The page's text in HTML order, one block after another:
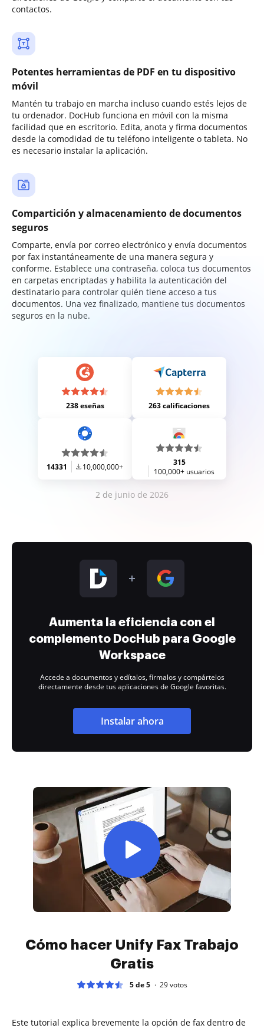
contactos.
Potentes herramientas de PDF en tu dispositivo
móvil
Mantén tu trabajo en marcha incluso cuando estés lejos de
tu ordenador. DocHub funciona en móvil con la misma
facilidad que en escritorio. Edita, anota y firma documentos
desde la comodidad de tu teléfono inteligente o tableta. No
es necesario instalar la aplicación.
Compartición y almacenamiento de documentos
seguros
Comparte, envía por correo electrónico y envía documentos
por fax instantáneamente de una manera segura y
conforme. Establece una contraseña, coloca tus documentos
en carpetas encriptadas y habilita la autenticación del
destinatario para controlar quién tiene acceso a tus
documentos. Una vez finalizado, mantiene tus documentos
seguros en la nube.
238 eseñas 263 calificaciones
14331 10,000,000+
315
100,000+ usuarios
2 de junio de 2026
Aumenta la eficiencia con el
complemento DocHub para Google
Workspace
Accede a documentos y edítalos, fírmalos y compártelos
directamente desde tus aplicaciones de Google favoritas.
Instalar ahora
Cómo hacer Unify Fax Trabajo
Gratis
5 de 5 29votos
Este tutorial explica brevemente la opción de fax dentro de